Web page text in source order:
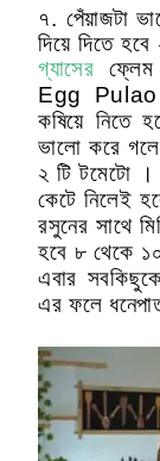
৭. পেঁয়াজটা
দিয়ে দিতে
গ্যাসের ফ্লেম
Egg
কষিয়ে নিতে
ভালো করে
২ টি টমেটো ।
কেটে নিলেই
রসুনের সাথে
হবে ৮ থেকে
এবার
এর ফলে